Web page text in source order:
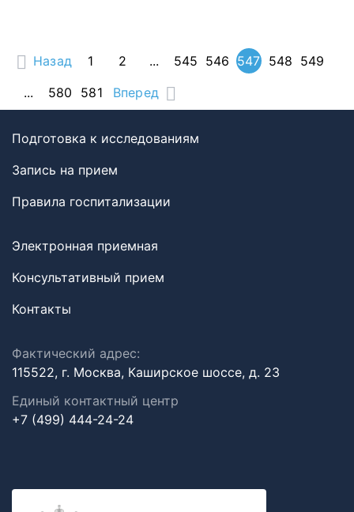
Назад 1 2 ... 545 546 547 548 549
...
580 581 Вперед
Подготовка к исследованиям
Запись на прием
Правила госпитализации
Электронная приемная
Консультативный прием
Контакты
Фактический адрес:
115522, г. Москва, Каширское шоссе, д. 23
Единый контактный центр
+7 (499) 444-24-24